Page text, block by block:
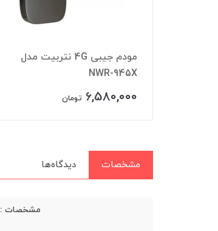
مودم جیبی 4G نتربیت مدل
NWR-945X
6,580,000 تومان
مشخصات دیدگاه‌ها
مشخصات :